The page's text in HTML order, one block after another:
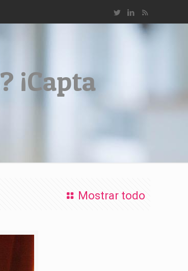
¡Capta
Mostrar todo